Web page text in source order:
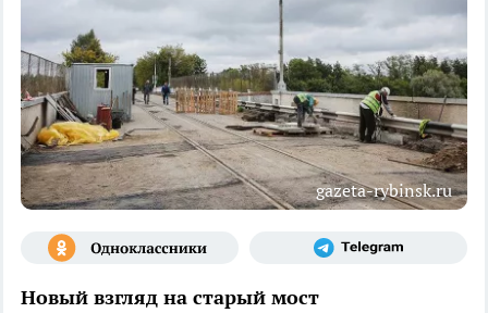
gazeta-rybinsk.ru
Новый взгляд на старый мост